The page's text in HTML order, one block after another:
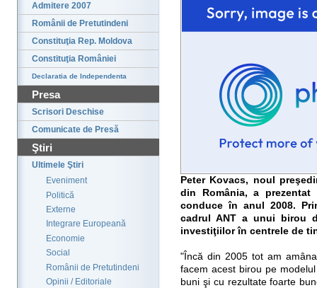
Admitere 2007
Românii de Pretutindeni
Constituţia Rep. Moldova
Constituţia României
Declaratia de Independenta
Presa
Scrisori Deschise
Comunicate de Presă
Ştiri
Ultimele Ştiri
Eveniment
Politică
Externe
Integrare Europeană
Economie
Social
Românii de Pretutindeni
Opinii / Editoriale
Peter Kovacs, noul
din România, a
conduce în anul 2008.
cadrul ANT a unui birou
investiţiilor în centrele de
"Încă din 2005 tot am
facem acest birou pe
buni şi cu rezultate foarte